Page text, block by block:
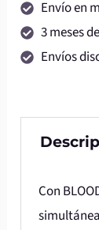
Envío en
3 meses
Envíos
Con